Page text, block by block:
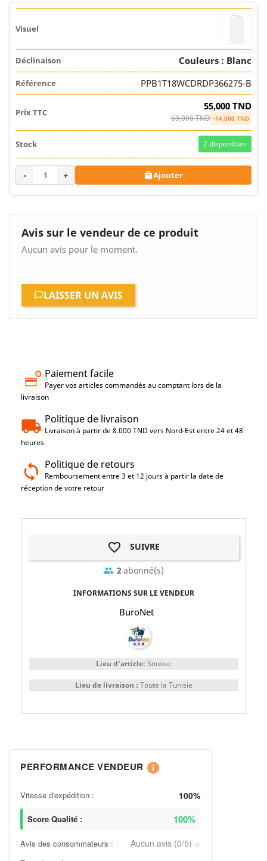
Couleurs : Blanc
PPB1T18WCDRDP366275-B
55,000 TND
69,000 TND -14,000 TND
2 disponibles
- + Ajouter
Avis sur le vendeur de ce produit
Aucun avis pour le moment.
LAISSER UN AVIS
Paiement facile
Payer vos articles commandés au comptant lors de la
livraison
Politique de livraison
Livraison à partir de 8.000 TND vers Nord-Est entre 24 et 48
heures
Politique de retours
Remboursement entre 3 et 12 jours à partir la date de
réception de votre retour
favorite_border SUIVRE
group 2abonné(s)
INFORMATIONS SUR LE VENDEUR
BuroNet
Lieu d'article: Sousse
Lieu de livraison : Toute la Tunisie
PERFORMANCE VENDEUR info
Vitesse d'expédition : 100%
Score Qualité : 100%
Avis des consommateurs : Aucun avis (0/5) ⭐